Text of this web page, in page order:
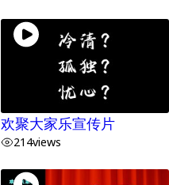
欢聚大家乐宣传片
214views